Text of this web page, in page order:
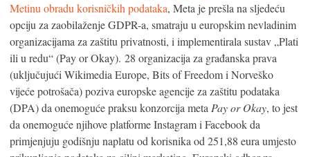
Metinu obradu korisničkih podataka, Meta je prešla na sljedeću
opciju za zaobilaženje GDPR-a, smatraju u europskim nevladinim
organizacijama za zaštitu privatnosti, i implementirala sustav „Plati
ili u redu“ (Pay or Okay). 28 organizacija za građanska prava
(uključujući Wikimedia Europe, Bits of Freedom i Norveško
vijeće potrošača) poziva europske agencije za zaštitu podataka
(DPA) da onemoguće praksu konzorcija metaPay or Okay, to jest
da onemoguće njihove platforme Instagram i Facebook da
primjenjuju godišnju naplatu od korisnika od 251,88 eura umjesto